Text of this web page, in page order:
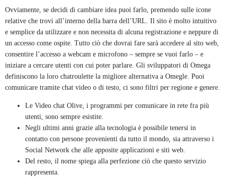
Ovviamente, se decidi di cambiare idea puoi farlo, premendo sulle icone
relative che trovi all’interno della barra dell’URL. Il sito è molto intuitivo
e semplice da utilizzare e non necessita di alcuna registrazione e neppure di
un accesso come ospite. Tutto ciò che dovrai fare sarà accedere al sito web,
consentire l’accesso a webcam e microfono – sempre se vuoi farlo – e
iniziare a cercare utenti con cui poter parlare. Gli sviluppatori di Omega
definiscono la loro chatroulette la migliore alternativa a Omegle. Puoi
comunicare tramite chat video o di testo, ci sono filtri per regione e genere.
Le Video chat Olive, i programmi per comunicare in rete fra più
utenti, sono sempre esistite.
Negli ultimi anni grazie alla tecnologia è possibile tenersi in
contatto con persone provenienti da tutto il mondo, sia attraverso i
Social Network che alle apposite applicazioni e siti web.
Del resto, il nome spiega alla perfezione ciò che questo servizio
rappresenta.